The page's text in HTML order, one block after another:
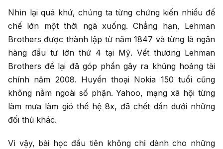
Nhìn lại quá khứ, chúng ta từng chứng kiến nhiều đế
chế lớn một thời ngã xuống. Chẳng hạn, Lehman
Brothers được thành lập từ năm 1847 và từng là ngân
hàng đầu tư lớn thứ 4 tại Mỹ. Vết thương Lehman
Brothers để lại đã góp phần gây ra khủng hoảng tài
chính năm 2008. Huyền thoại Nokia 150 tuổi cũng
không nằm ngoài số phận. Yahoo, mạng xã hội từng
làm mưa làm gió thế hệ 8x, đã chết dần dưới những
đối thủ khác.
Vì vậy, bài học đầu tiên không chỉ dành cho những